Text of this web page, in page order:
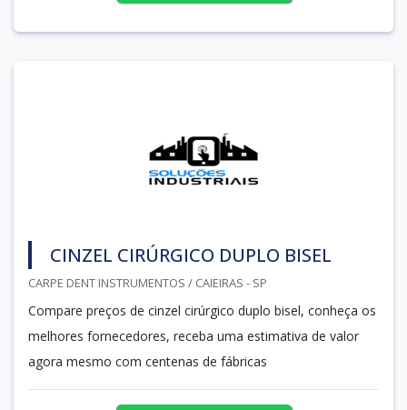
CINZEL CIRÚRGICO DUPLO BISEL
CARPE DENT INSTRUMENTOS / CAIEIRAS - SP
Compare preços de cinzel cirúrgico duplo bisel, conheça os
melhores fornecedores, receba uma estimativa de valor
agora mesmo com centenas de fábricas